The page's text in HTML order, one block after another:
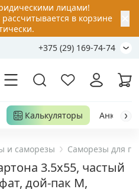
лицами!
в корзине
+375 (29) 169-74-74
Калькуляторы Анкер-
и саморезы Саморезы для
3.5x55, частый
дой-пак M,